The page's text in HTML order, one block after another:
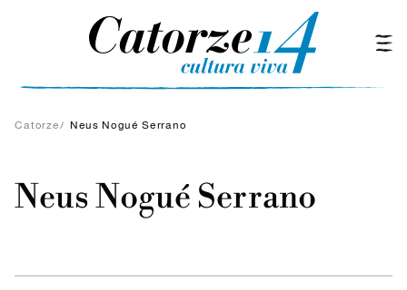
Catorze/ Neus Nogué Serrano
Neus Nogué Serrano